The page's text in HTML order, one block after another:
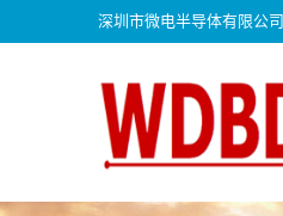
深圳市微电半导体有限公司